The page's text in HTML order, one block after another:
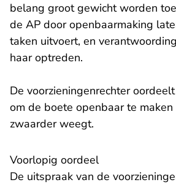
belang groot gewicht worden
de AP door openbaarmaking
taken uitvoert, en
haar optreden.
De voorzieningenrechter
om de boete openbaar te
zwaarder weegt.
Voorlopig oordeel
De uitspraak van de